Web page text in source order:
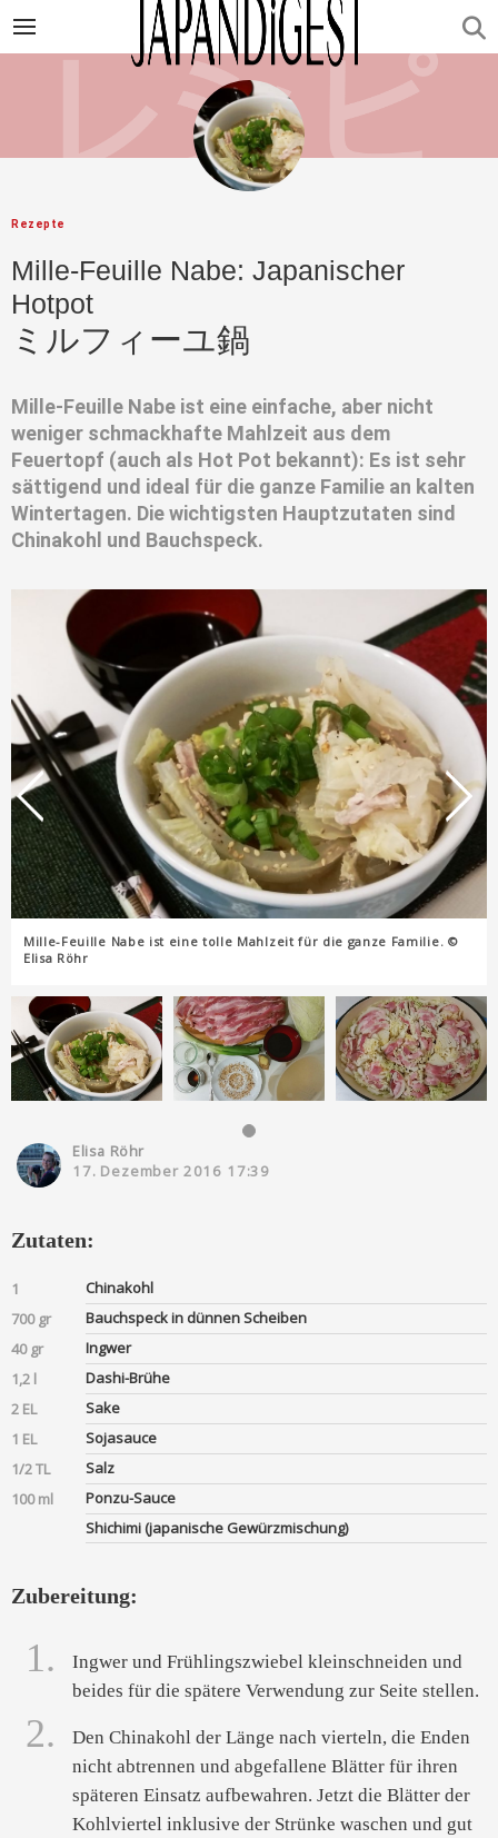
Rezepte
Mille-Feuille Nabe: Japanischer
Hotpot
ミルフィーユ鍋
Mille-Feuille Nabe ist eine einfache, aber nicht
weniger schmackhafte Mahlzeit aus dem
Feuertopf (auch als Hot Pot bekannt): Es ist sehr
sättigend und ideal für die ganze Familie an kalten
Wintertagen. Die wichtigsten Hauptzutaten sind
Chinakohl und Bauchspeck.
Mille-Feuille Nabe ist eine tolle Mahlzeit für die ganze Familie. ©
Elisa Röhr
Elisa Röhr
17. Dezember 2016 17:39
Zutaten:
1
Chinakohl
700 gr
Bauchspeck in dünnen Scheiben
40 gr
Ingwer
1,2 l
Dashi-Brühe
2 EL
Sake
1 EL
Sojasauce
1/2 TL
Salz
100 ml
Ponzu-Sauce
Shichimi (japanische Gewürzmischung)
Zubereitung:
1.
Ingwer und Frühlingszwiebel kleinschneiden und
beides für die spätere Verwendung zur Seite stellen.
2.
Den Chinakohl der Länge nach vierteln, die Enden
nicht abtrennen und abgefallene Blätter für ihren
späteren Einsatz aufbewahren. Jetzt die Blätter der
Kohlviertel inklusive der Strünke waschen und gut